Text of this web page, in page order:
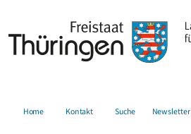
Home Kontakt Suche Newsletter